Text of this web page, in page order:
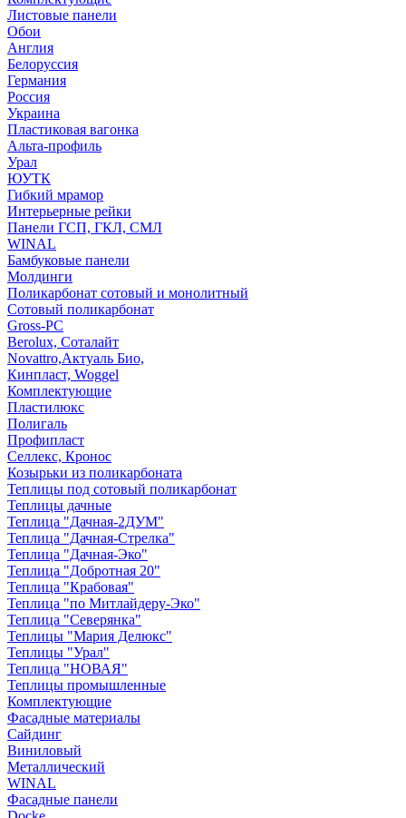
Листовые панели
Обои
Англия
Белоруссия
Германия
Россия
Украина
Пластиковая вагонка
Альта-профиль
Урал
ЮУТК
Гибкий мрамор
Интерьерные рейки
Панели ГСП, ГКЛ, СМЛ
WINAL
Бамбуковые панели
Молдинги
Поликарбонат сотовый и монолитный
Сотовый поликарбонат
Gross-PC
Berolux, Соталайт
Novattro,Актуаль Био,
Кинпласт, Woggel
Комплектующие
Пластилюкс
Полигаль
Профипласт
Селлекс, Кронос
Козырьки из поликарбоната
Теплицы под сотовый поликарбонат
Теплицы дачные
Теплица "Дачная-2ДУМ"
Теплица "Дачная-Стрелка"
Теплица "Дачная-Эко"
Теплица "Добротная 20"
Теплица "Крабовая"
Теплица "по Митлайдеру-Эко"
Теплица "Северянка"
Теплицы "Мария Делюкс"
Теплицы "Урал"
Теплица "НОВАЯ"
Теплицы промышленные
Комплектующие
Фасадные материалы
Сайдинг
Виниловый
Металлический
WINAL
Фасадные панели